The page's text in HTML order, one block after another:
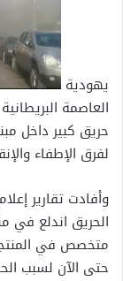
يهودية
حريق كبير داخل
لفرق الإطفاء
وأفادت تقارير
الحريق اندلع في
متخصص في
حتى الآن لسبب